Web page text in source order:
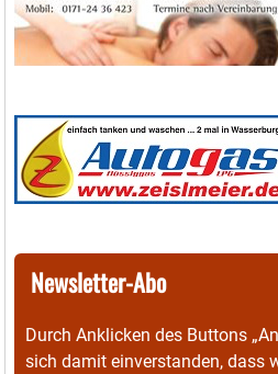
Newsletter-Abo
Durch Anklicken des Buttons
sich damit einverstanden, dass